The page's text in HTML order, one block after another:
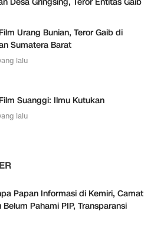
Urang Bunian, Teror Gaib di
Sumatera Barat
lalu
Suanggi: Ilmu Kutukan
lalu
Papan Informasi di Kemiri, Camat
Pahami PIP, Transparansi